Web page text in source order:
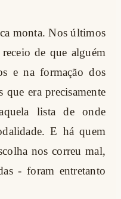
monta. Nos últimos
de que alguém
e na formação dos
que era precisamente
lista de onde
E há quem
nos correu mal,
- foram entretanto